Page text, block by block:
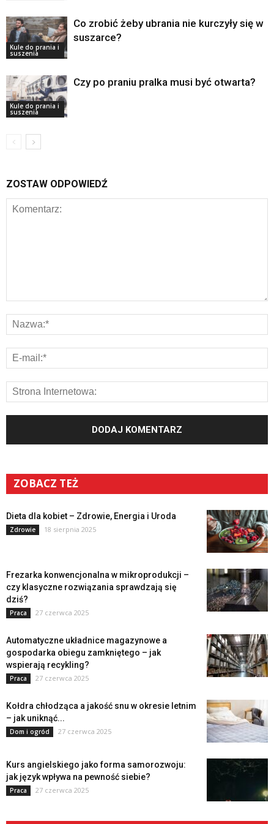
Kule do prania i
suszenia
Co zrobić żeby ubrania nie kurczyły się w
suszarce?
Kule do prania i
suszenia
Czy po praniu pralka musi być otwarta?
ZOSTAW ODPOWIEDŹ
ZOBACZ TEŻ
Dieta dla kobiet – Zdrowie, Energia i Uroda
Zdrowie 18 sierpnia 2025
Frezarka konwencjonalna w mikroprodukcji –
czy klasyczne rozwiązania sprawdzają się
dziś?
Praca 27 czerwca 2025
Automatyczne układnice magazynowe a
gospodarka obiegu zamkniętego – jak
wspierają recykling?
Praca 27 czerwca 2025
Kołdra chłodząca a jakość snu w okresie letnim
– jak uniknąć...
Dom i ogród 27 czerwca 2025
Kurs angielskiego jako forma samorozwoju:
jak język wpływa na pewność siebie?
Praca 27 czerwca 2025